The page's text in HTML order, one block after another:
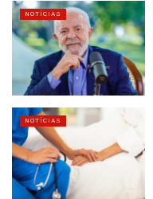
NOTÍCIAS
NOTÍCIAS